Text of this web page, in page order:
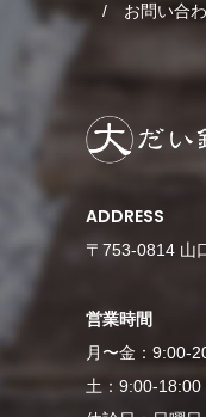
お問い合
ADDRESS
〒753-0814 山
営業時間
月〜金：9:00-
土：9:00-18:00